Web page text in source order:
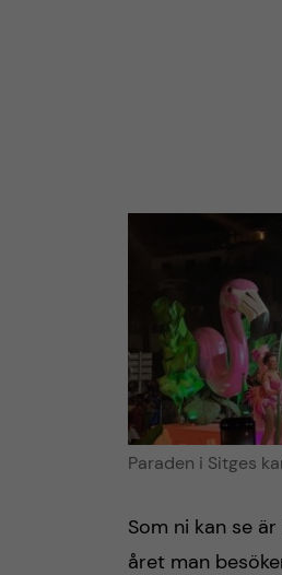
Paraden i Sitges
Som ni kan se
året man